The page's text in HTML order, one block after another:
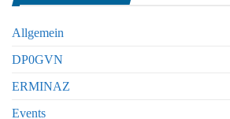
Allgemein
DP0GVN
ERMINAZ
Events